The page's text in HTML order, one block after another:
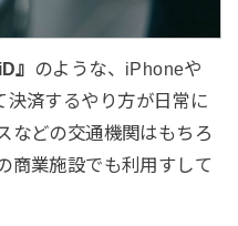
』 のような、iPhoneや
済するやり方が日常に
などの交通機関はもちろ
商業施設でも利用すして